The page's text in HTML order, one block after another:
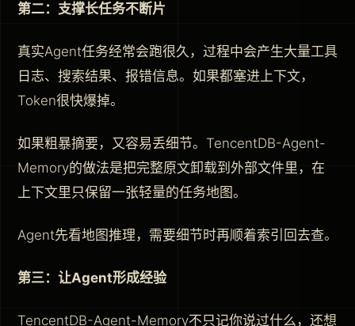
第二：支撑长任务不断片
真实Agent任务经常会跑很久，过程中会产生大量工具
日志、搜索结果、报错信息。如果都塞进上下文，
Token很快爆掉。
如果粗暴摘要，又容易丢细节。TencentDB-Agent-
Memory的做法是把完整原文卸载到外部文件里，在
上下文里只保留一张轻量的任务地图。
Agent先看地图推理，需要细节时再顺着索引回去查。
第三：让Agent形成经验
TencentDB-Agent-Memory不只记你说过什么，还想